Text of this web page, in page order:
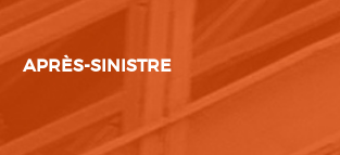
APRÈS-SINISTRE